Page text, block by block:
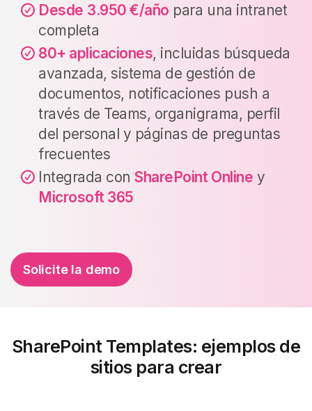
Desde 3.950 €/año para una intranet
completa
80+ aplicaciones, incluidas búsqueda
avanzada, sistema de gestión de
documentos, notificaciones push a
través de Teams, organigrama, perfil
del personal y páginas de preguntas
frecuentes
Integrada con SharePoint Online y
Microsoft 365
Solicite la demo
SharePoint Templates: ejemplos de
sitios para crear